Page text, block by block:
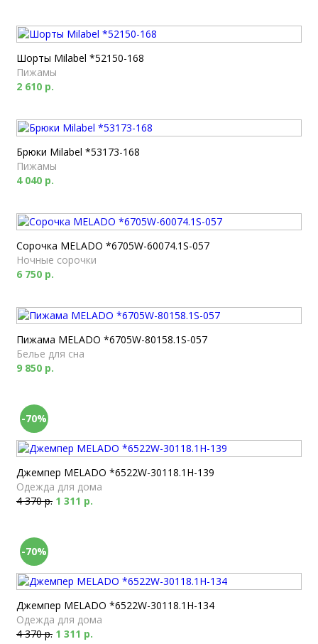
Шорты Milabel *52150-168
Пижамы
2 610 р.
Брюки Milabel *53173-168
Пижамы
4 040 р.
Сорочка MELADO *6705W-60074.1S-057
Ночные сорочки
6 750 р.
Пижама MELADO *6705W-80158.1S-057
Белье для сна
9 850 р.
-70%
Джемпер MELADO *6522W-30118.1H-139
Одежда для дома
4 370 р. 1 311 р.
-70%
Джемпер MELADO *6522W-30118.1H-134
Одежда для дома
4 370 р. 1 311 р.